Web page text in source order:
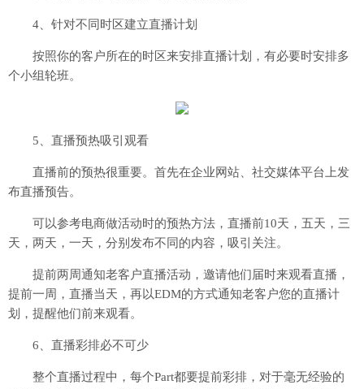
4、针对不同时区建立直播计划
按照你的客户所在的时区来安排直播计划，有必要时安排多
个小组轮班。
5、直播预热吸引观看
直播前的预热很重要。首先在企业网站、社交媒体平台上发
布直播预告。
可以参考电商做活动时的预热方法，直播前10天，五天，三
天，两天，一天，分别发布不同的内容，吸引关注。
提前两周通知老客户直播活动，邀请他们届时来观看直播，
提前一周，直播当天，再以EDM的方式通知老客户您的直播计
划，提醒他们前来观看。
6、直播彩排必不可少
整个直播过程中，每个Part都要提前彩排，对于毫无经验的